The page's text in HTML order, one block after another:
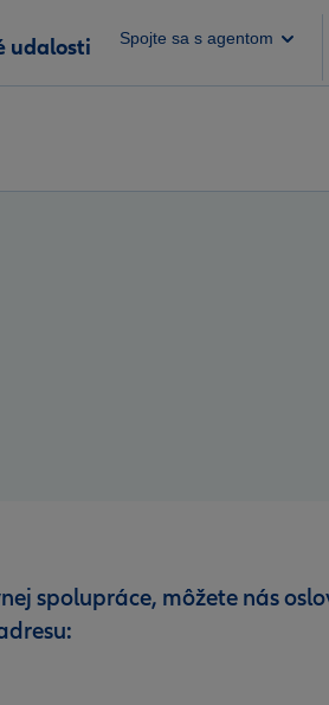
udalosti Spojte sa s agentom
spolupráce, môžete nás